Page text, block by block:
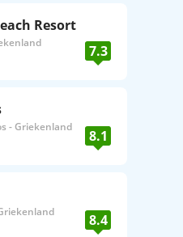
Resort
7.3
-Griekenland 8.1
8.4